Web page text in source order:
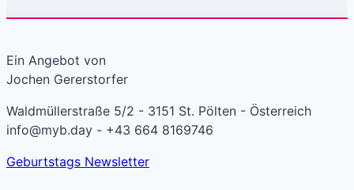
Ein Angebot von
Jochen Gererstorfer
Waldmüllerstraße 5/2 - 3151 St. Pölten - Österreich
info@myb.day - +43 664 8169746
Geburtstags Newsletter